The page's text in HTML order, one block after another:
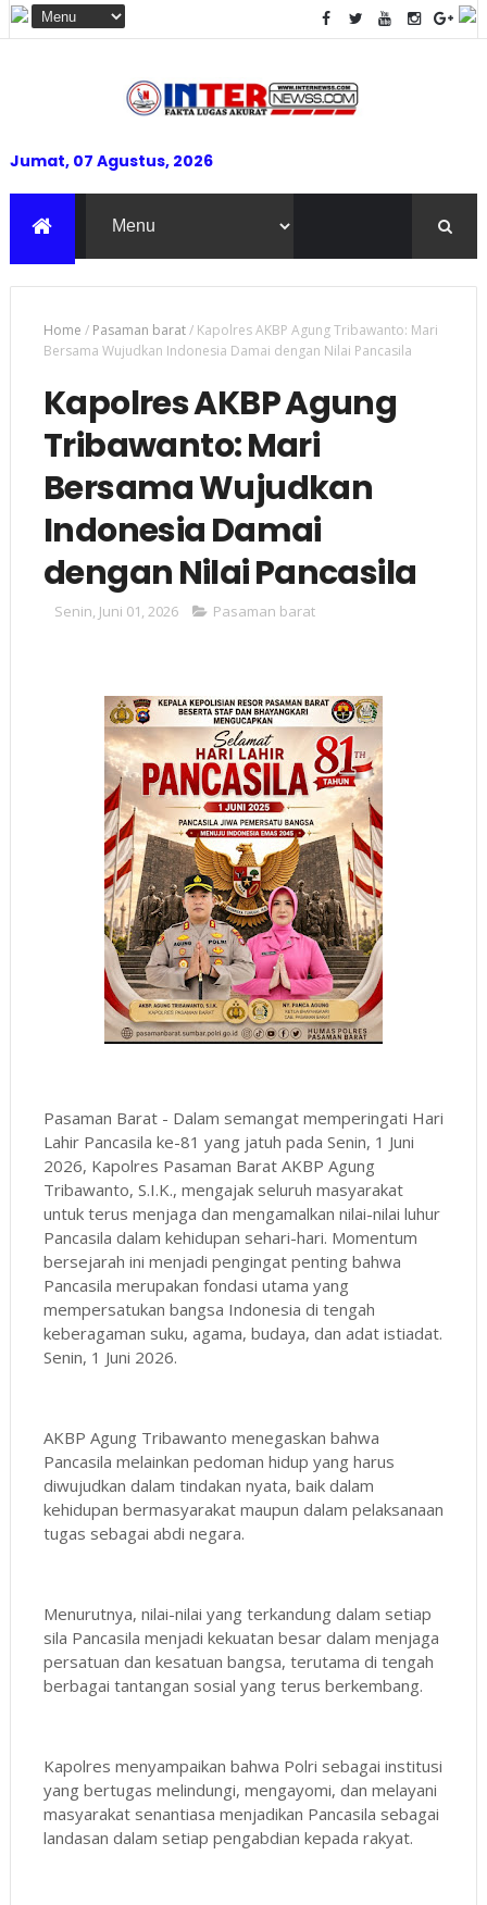
Jumat, 07 Agustus, 2026
Home / Pasaman barat/ Kapolres AKBP Agung Tribawanto: Mari
Bersama Wujudkan Indonesia Damai dengan Nilai Pancasila
Kapolres AKBP Agung
Tribawanto: Mari
Bersama Wujudkan
Indonesia Damai
dengan Nilai Pancasila
Senin, Juni 01, 2026 Pasaman barat
Pasaman Barat - Dalam semangat memperingati Hari
Lahir Pancasila ke-81 yang jatuh pada Senin, 1 Juni
2026, Kapolres Pasaman Barat AKBP Agung
Tribawanto, S.I.K., mengajak seluruh masyarakat
untuk terus menjaga dan mengamalkan nilai-nilai luhur
Pancasila dalam kehidupan sehari-hari. Momentum
bersejarah ini menjadi pengingat penting bahwa
Pancasila merupakan fondasi utama yang
mempersatukan bangsa Indonesia di tengah
keberagaman suku, agama, budaya, dan adat istiadat.
Senin, 1 Juni 2026.
AKBP Agung Tribawanto menegaskan bahwa
Pancasila melainkan pedoman hidup yang harus
diwujudkan dalam tindakan nyata, baik dalam
kehidupan bermasyarakat maupun dalam pelaksanaan
tugas sebagai abdi negara.
Menurutnya, nilai-nilai yang terkandung dalam setiap
sila Pancasila menjadi kekuatan besar dalam menjaga
persatuan dan kesatuan bangsa, terutama di tengah
berbagai tantangan sosial yang terus berkembang.
Kapolres menyampaikan bahwa Polri sebagai institusi
yang bertugas melindungi, mengayomi, dan melayani
masyarakat senantiasa menjadikan Pancasila sebagai
landasan dalam setiap pengabdian kepada rakyat.